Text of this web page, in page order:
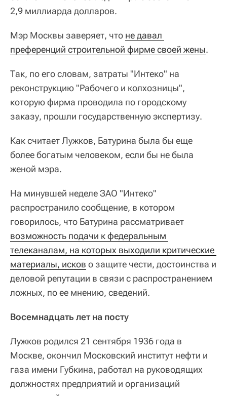
2,9 миллиарда долларов.
Мэр Москвы заверяет, что не давал
преференций строительной фирме своей жены.
Так, по его словам, затраты "Интеко" на
реконструкцию "Рабочего и колхозницы",
которую фирма проводила по городскому
заказу, прошли государственную экспертизу.
Как считает Лужков, Батурина была бы еще
более богатым человеком, если бы не была
женой мэра.
На минувшей неделе ЗАО "Интеко"
распространило сообщение, в котором
говорилось, что Батурина рассматривает
возможность подачи к федеральным
телеканалам, на которых выходили критические
материалы, исков о защите чести, достоинства и
деловой репутации в связи с распространением
ложных, по ее мнению, сведений.
Восемнадцать лет на посту
Лужков родился 21 сентября 1936 года в
Москве, окончил Московский институт нефти и
газа имени Губкина, работал на руководящих
должностях предприятий и организаций